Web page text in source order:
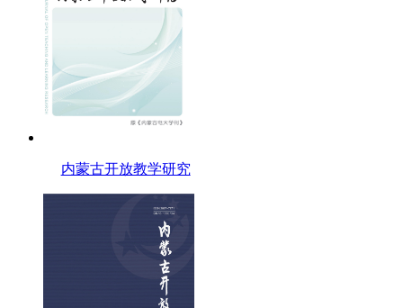
内蒙古开放教学研究